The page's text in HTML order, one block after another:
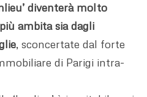
diventerà molto
ambita sia dagli
, sconcertate dal forte
di Parigi intra-